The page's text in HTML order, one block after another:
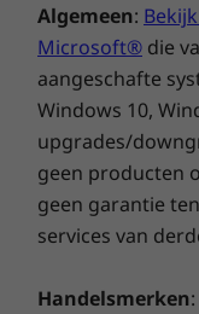
heel
geïnformeerd
Windows Hello
optioneel: Slim
Vooraf
AI Meeting
Door Alexa
Lenovo Smart
Lenovo Vantage
Microsoft®Office
Algemeen:
Microsoft® die
aangeschafte
Windows 10,
upgrades/
geen producten
geen garantie
services van
Handelsmerken